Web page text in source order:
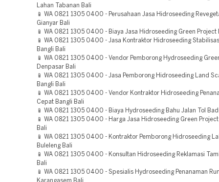
Lahan Tabanan Bali
📱 WA 0821 1305 0400 - Perusahaan Jasa Hidroseeding
Gianyar Bali
📱 WA 0821 1305 0400 - Biaya Jasa Hidroseeding Green Project
📱 WA 0821 1305 0400 - Jasa Kontraktor Hidroseeding
Bangli Bali
📱 WA 0821 1305 0400 - Vendor Pemborong Hydroseeding
Denpasar Bali
📱 WA 0821 1305 0400 - Jasa Pemborong Hidroseeding Land
Bangli Bali
📱 WA 0821 1305 0400 - Vendor Kontraktor Hidroseeding
Cepat Bangli Bali
📱 WA 0821 1305 0400 - Biaya Hydroseeding Bahu Jalan Tol
📱 WA 0821 1305 0400 - Harga Jasa Hidroseeding Green
Bali
📱 WA 0821 1305 0400 - Kontraktor Pemborong Hidroseeding
Buleleng Bali
📱 WA 0821 1305 0400 - Konsultan Hidroseeding Reklamasi
Bali
📱 WA 0821 1305 0400 - Spesialis Hydroseeding Penanaman
Karangasem Bali